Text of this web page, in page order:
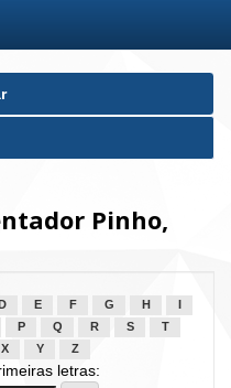
Pinho,
D E F G H
P Q R S
T
X Y Z
letras: